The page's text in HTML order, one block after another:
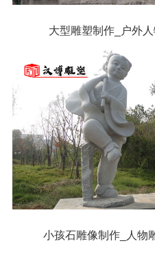
大型雕塑制作_户外
小孩石雕像制作_人物